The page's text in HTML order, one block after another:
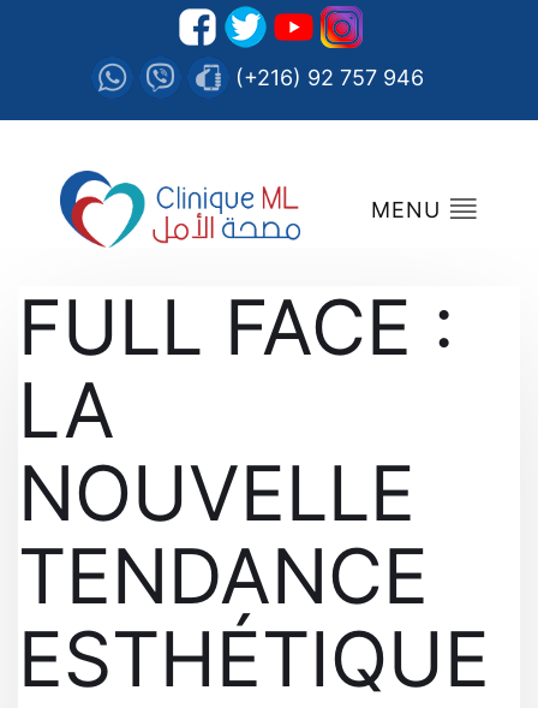
(+216) 92 757 946
MENU
FULL FACE :
LA
NOUVELLE
TENDANCE
ESTHÉTIQUE